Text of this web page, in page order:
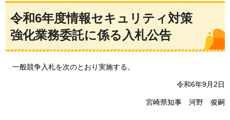
令和6年度情報セキュリティ対策
強化業務委託に係る入札公告
一般競争入札を次のとおり実施する。
令和6年9月2日
宮崎県知事 河野 俊嗣